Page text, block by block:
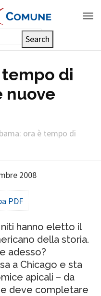
tempo di
nuove
ora è tempo di
2008
PDF
hanno eletto il
della storia.
adesso?
a Chicago e sta
apicali – da
deve completare